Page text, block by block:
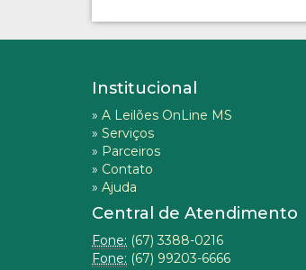
Institucional
» A Leilões OnLine MS
» Serviços
» Parceiros
» Contato
» Ajuda
Central de Atendimento
Fone: (67) 3388-0216
Fone: (67) 99203-6666